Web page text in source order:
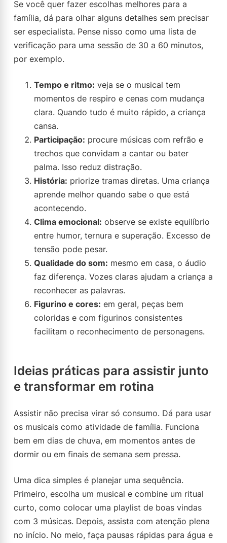
Se você quer fazer escolhas melhores para a
família, dá para olhar alguns detalhes sem precisar
ser especialista. Pense nisso como uma lista de
verificação para uma sessão de 30 a 60 minutos,
por exemplo.
Tempo e ritmo: veja se o musical tem
momentos de respiro e cenas com mudança
clara. Quando tudo é muito rápido, a criança
cansa.
Participação: procure músicas com refrão e
trechos que convidam a cantar ou bater
palma. Isso reduz distração.
História: priorize tramas diretas. Uma criança
aprende melhor quando sabe o que está
acontecendo.
Clima emocional: observe se existe equilíbrio
entre humor, ternura e superação. Excesso de
tensão pode pesar.
Qualidade do som: mesmo em casa, o áudio
faz diferença. Vozes claras ajudam a criança a
reconhecer as palavras.
Figurino e cores: em geral, peças bem
coloridas e com figurinos consistentes
facilitam o reconhecimento de personagens.
Ideias práticas para assistir junto
e transformar em rotina
Assistir não precisa virar só consumo. Dá para usar
os musicais como atividade de família. Funciona
bem em dias de chuva, em momentos antes de
dormir ou em finais de semana sem pressa.
Uma dica simples é planejar uma sequência.
Primeiro, escolha um musical e combine um ritual
curto, como colocar uma playlist de boas vindas
com 3 músicas. Depois, assista com atenção plena
no início. No meio, faça pausas rápidas para água e